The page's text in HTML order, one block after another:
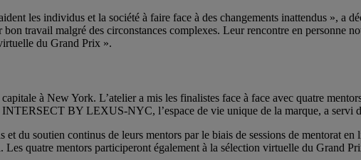
les individus et la société à faire face à des changements inattendus », a
travail malgré des circonstances complexes. Leur rencontre en personne
du Grand Prix ».
à New York. L’atelier a mis les finalistes face à face avec quatre
BY LEXUS-NYC, l’espace de vie unique de la marque, a servi
du soutien continus de leurs mentors par le biais de sessions de mentorat
quatre mentors participeront également à la sélection virtuelle du Grand